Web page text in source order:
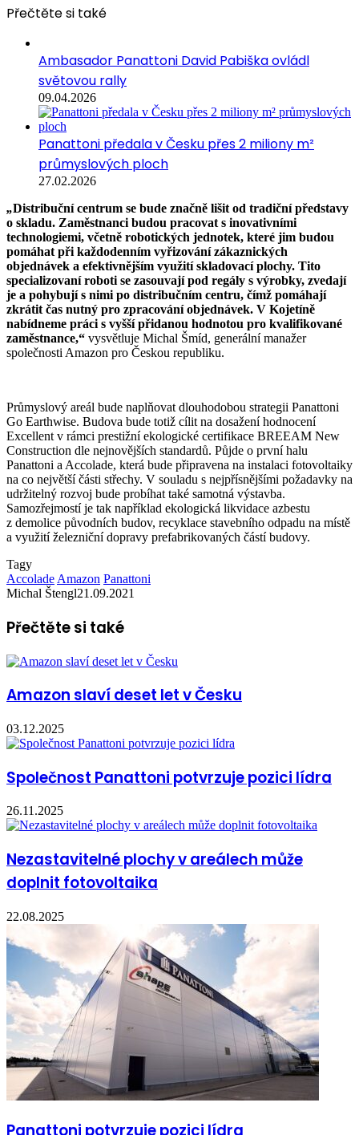
Přečtěte si také
Ambasador Panattoni David Pabiška ovládl
světovou rally
09.04.2026
Panattoni předala v Česku přes 2 miliony m²
průmyslových ploch
27.02.2026
„Distribuční centrum se bude značně lišit od tradiční představy
o skladu. Zaměstnanci budou pracovat s inovativními
technologiemi, včetně robotických jednotek, které jim budou
pomáhat při každodenním vyřizování zákaznických
objednávek a efektivnějším využití skladovací plochy. Tito
specializovaní roboti se zasouvají pod regály s výrobky, zvedají
je a pohybují s nimi po distribučním centru, čímž pomáhají
zkrátit čas nutný pro zpracování objednávek. V Kojetíně
nabídneme práci s vyšší přidanou hodnotou pro kvalifikované
zaměstnance,“ vysvětluje Michal Šmíd, generální manažer
společnosti Amazon pro Českou republiku.
Průmyslový areál bude naplňovat dlouhodobou strategii Panattoni
Go Earthwise. Budova bude totiž cílit na dosažení hodnocení
Excellent v rámci prestižní ekologické certifikace BREEAM New
Construction dle nejnovějších standardů. Půjde o první halu
Panattoni a Accolade, která bude připravena na instalaci fotovoltaiky
na co největší části střechy. V souladu s nejpřísnějšími požadavky na
udržitelný rozvoj bude probíhat také samotná výstavba.
Samozřejmostí je tak například ekologická likvidace azbestu
z demolice původních budov, recyklace stavebního odpadu na místě
a využití železniční dopravy prefabrikovaných částí budovy.
Tagy
Accolade Amazon Panattoni
Michal Štengl21.09.2021
Přečtěte si také
Amazon slaví deset let v Česku
03.12.2025
Společnost Panattoni potvrzuje pozici lídra
26.11.2025
Nezastavitelné plochy v areálech může
doplnit fotovoltaika
22.08.2025
Panattoni potvrzuje pozici lídra